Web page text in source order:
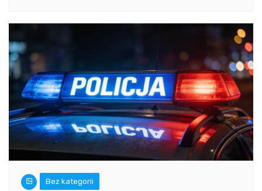
Bez kategorii